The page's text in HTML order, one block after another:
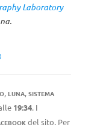
Laboratory
, LUNA, SISTEMA
19:34. I
del sito. Per